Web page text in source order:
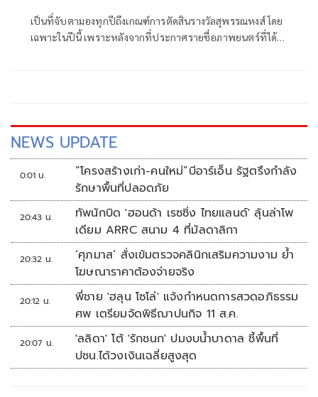
เป็นที่จับตามองทุกปีถึงเกณฑ์การตัดสินรางวัลสุพรรณหงส์ โดย
เฉพาะในปีนี้ เพราะหลังจากที่ประกาศรายชื่อภาพยนตร์ที่ได้
NEWS UPDATE
0:01 น.
“โครงสร้างเก่า-คนใหม่”บีอาร์เอ็น รัฐตรึงกำลัง
รักษาพื้นที่ปลอดภัย
20:43 น.
ทัพนักบิด 'ฮอนด้า เรซซิ่ง ไทยแลนด์' ลุ้นล่าโพ
เดียม ARRC สนาม 4 ที่มัลดาลิกา
20:32 น.
‘ศุภมาส’ สั่งเข้มตรวจคลินิกเสริมความงาม ย้ำ
โฆษณาราคาต้องจ่ายจริง
20:12 น.
พี่ชาย 'ฮลุน โซโล่' แจ้งกำหนดการสวดอภิธรรม
ศพ เตรียมจัดพิธีฌาปนกิจ 11 ส.ค.
20:07 น.
'ลลิดา' โต้ 'รักชนก' ปมงบน้ำบาดาล ชี้พื้นที่
ปชน.ได้วงเงินเฉลี่ยสูงสุด